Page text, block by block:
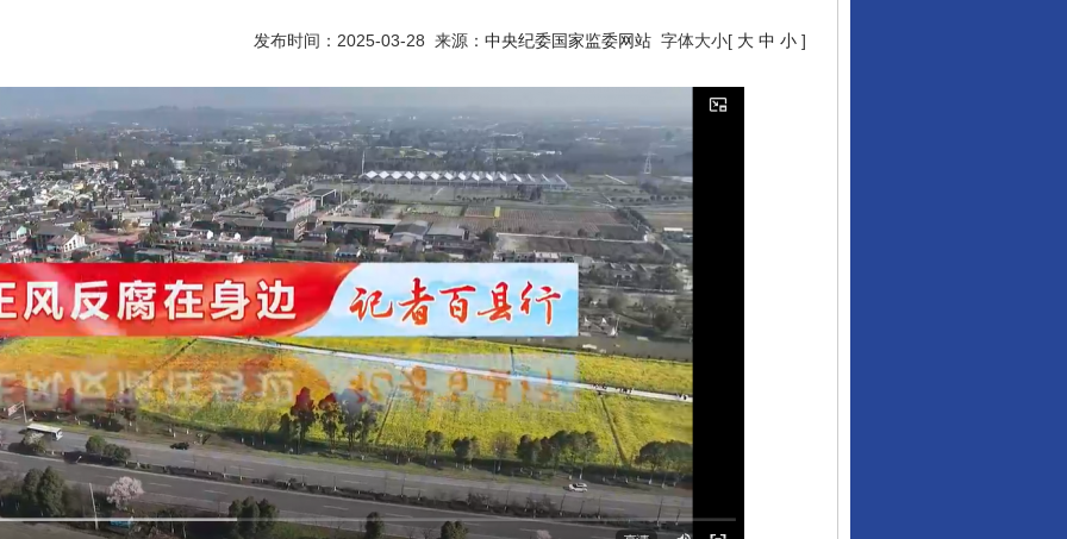
发布时间：2025-03-28 来源： 中央纪委国家监委网站 字体大小[ 大 中 小 ]